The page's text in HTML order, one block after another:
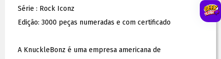
Série : Rock Iconz
Edição: 3000 peças numeradas e com certificado
A KnuckleBonz é uma empresa americana de